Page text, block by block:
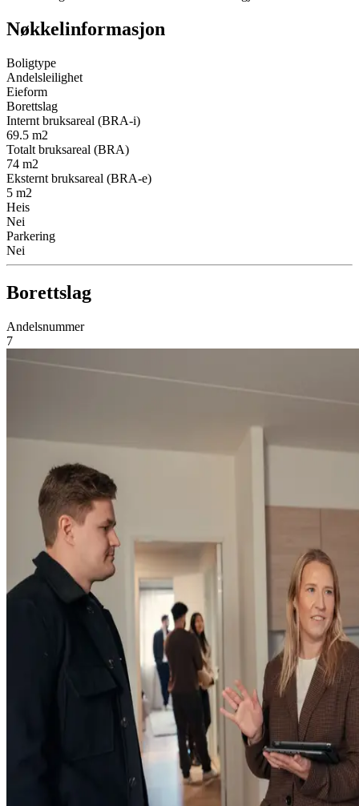
Nøkkelinformasjon
Boligtype
Andelsleilighet
Eieform
Borettslag
Internt bruksareal (BRA-i)
69.5 m2
Totalt bruksareal (BRA)
74 m2
Eksternt bruksareal (BRA-e)
5 m2
Heis
Nei
Parkering
Nei
Borettslag
Andelsnummer
7